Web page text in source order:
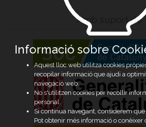
Amb suport de
Informació sobre
Aquest lloc web utilitza cookies
recopilar informació que ajudi a
navegació web.
No s'utilitzen cookies per recollir
personal.
Si continua navegant, considerem que
Pot obtenir més informació o conèixer